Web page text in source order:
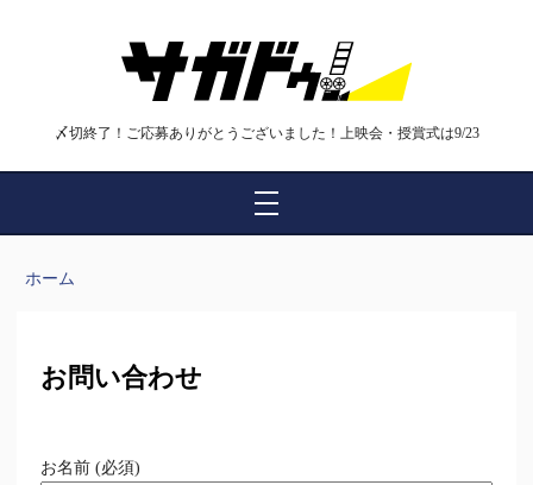
〆切終了！ご応募ありがとうございました！上映会・授賞式は9/23
ホーム
お問い合わせ
お名前 (必須)